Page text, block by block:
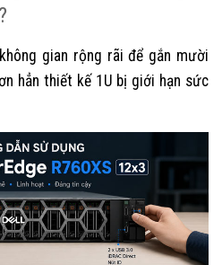
gian rộng rãi để gắn mười
hẳn thiết kế 1U bị giới hạn sức